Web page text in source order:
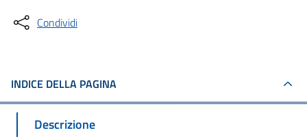
Condividi
INDICE DELLA PAGINA
Descrizione